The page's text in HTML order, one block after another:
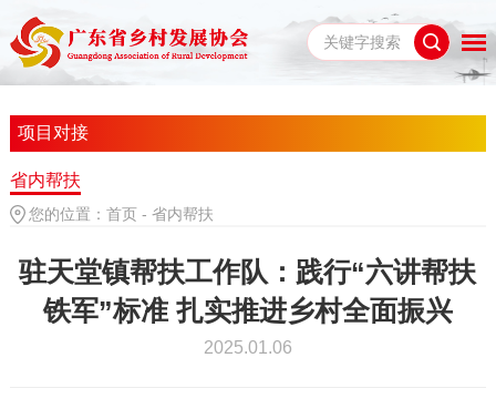
项目对接
省内帮扶
您的位置： 首页 - 省内帮扶
驻天堂镇帮扶工作队：践行“六讲帮扶
铁军”标准 扎实推进乡村全面振兴
2025.01.06